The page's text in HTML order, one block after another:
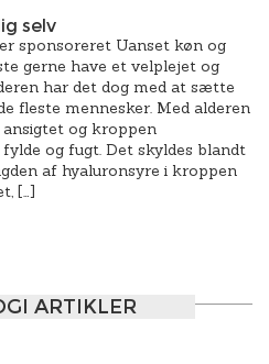
selv
sponsoreret Uanset køn og
gerne have et velplejet og
har det dog med at sætte
fleste mennesker. Med alderen
ansigtet og kroppen
og fugt. Det skyldes blandt
af hyaluronsyre i kroppen
[…]
ARTIKLER